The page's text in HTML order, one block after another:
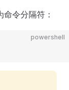
命令分隔符：
powershell